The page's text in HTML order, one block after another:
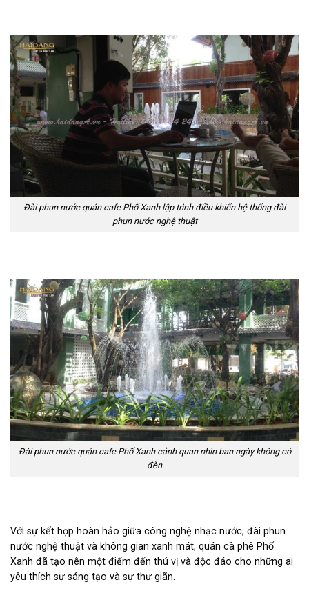
Đài phun nước quán cafe Phố Xanh lập trình điều khiển hệ thống đài
phun nước nghệ thuật
Đài phun nước quán cafe Phố Xanh cảnh quan nhìn ban ngày không có
đèn
Với sự kết hợp hoàn hảo giữa công nghệ nhạc nước, đài phun
nước nghệ thuật và không gian xanh mát, quán cà phê Phố
Xanh đã tạo nên một điểm đến thú vị và độc đáo cho những ai
yêu thích sự sáng tạo và sự thư giãn.